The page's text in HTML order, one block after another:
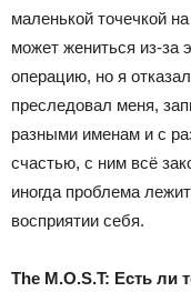
маленькой точечкой
может жениться из-за
операцию, но я
преследовал меня,
разными именам и с
счастью, с ним всё
иногда проблема
восприятии себя.
The M.O.S.T: Есть ли